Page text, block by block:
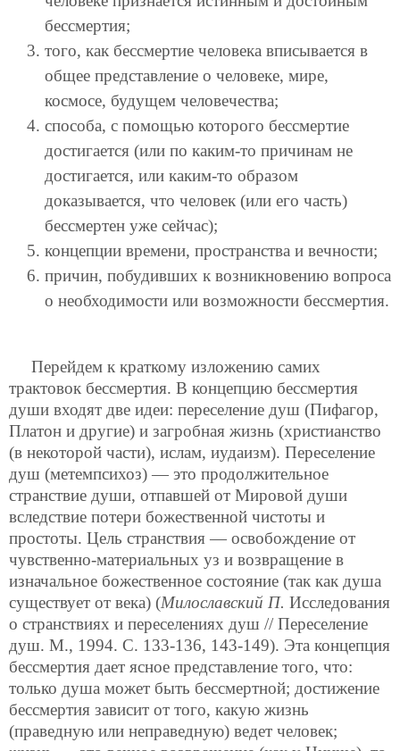
бессмертия;
того, как бессмертие человека вписывается в
общее представление о человеке, мире,
космосе, будущем человечества;
способа, с помощью которого бессмертие
достигается (или по каким-то причинам не
достигается, или каким-то образом
доказывается, что человек (или его часть)
бессмертен уже сейчас);
концепции времени, пространства и вечности;
причин, побудивших к возникновению вопроса
о необходимости или возможности бессмертия.
Перейдем к краткому изложению самих
трактовок бессмертия. В концепцию бессмертия
души входят две идеи: переселение душ (Пифагор,
Платон и другие) и загробная жизнь (христианство
(в некоторой части), ислам, иудаизм). Переселение
душ (метемпсихоз) — это продолжительное
странствие души, отпавшей от Мировой души
вследствие потери божественной чистоты и
простоты. Цель странствия — освобождение от
чувственно-материальных уз и возвращение в
изначальное божественное состояние (так как душа
существует от века) (Милославский П. Исследования
о странствиях и переселениях душ // Переселение
душ. М., 1994. С. 133-136, 143-149). Эта концепция
бессмертия дает ясное представление того, что:
только душа может быть бессмертной; достижение
бессмертия зависит от того, какую жизнь
(праведную или неправедную) ведет человек;